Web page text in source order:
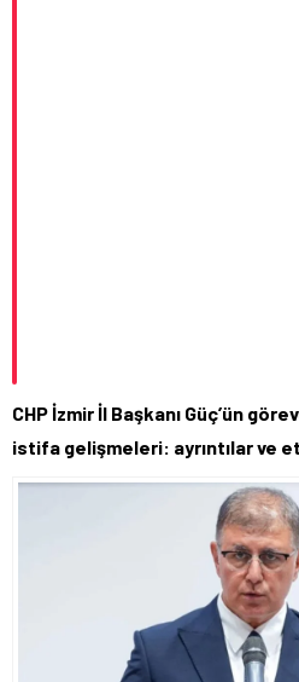
CHP İzmir İl Başkanı Güç’ün
istifa gelişmeleri: ayrıntılar ve